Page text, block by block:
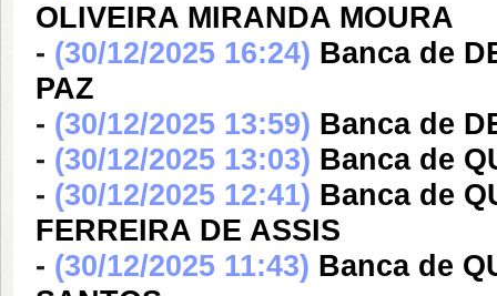
OLIVEIRA MIRANDA MOURA
- (30/12/2025 16:24) Banca de
PAZ
- (30/12/2025 13:59) Banca de
- (30/12/2025 13:03) Banca de
- (30/12/2025 12:41) Banca de
FERREIRA DE ASSIS
- (30/12/2025 11:43) Banca de